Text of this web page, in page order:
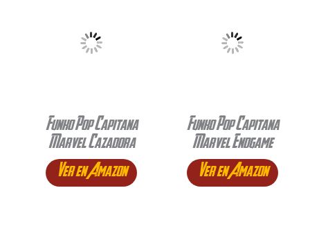
Funko Pop Capitana
Marvel Cazadora
Ver en Amazon
Funko Pop Capitana
Marvel Endgame
Ver en Amazon